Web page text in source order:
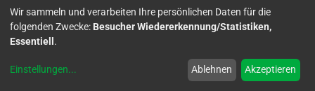
- die Fuchsie.
Wir sammeln und verarbeiten Ihre persönlichen Daten für die
folgenden Zwecke: Besucher Wiedererkennung/Statistiken,
Essentiell .
Einstellungen... Ablehnen Akzeptieren